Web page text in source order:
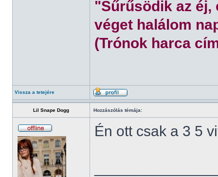
"Sűrűsödik az éj,
véget halálom
(Trónok harca
Vissza a tetejére
Lil Snape Dogg Hozzászólás témája:
Én ott csak a 3 5